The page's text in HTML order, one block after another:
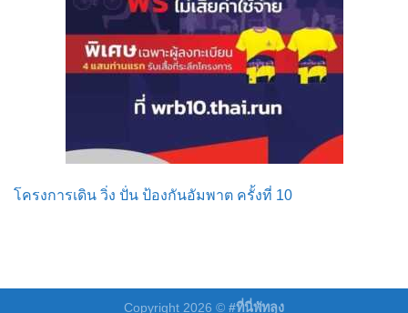
โครงการเดิน วิ่ง ปั่น ป้องกันอัมพาต ครั้งที่ 10
Copyright 2026 © #ที่นี่พัทลุง